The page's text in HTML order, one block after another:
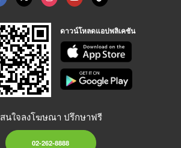
ดาวน์โหลดแอปพลิเคชัน
สนใจลงโฆษณา ปรึกษาฟรี
02-262-8888